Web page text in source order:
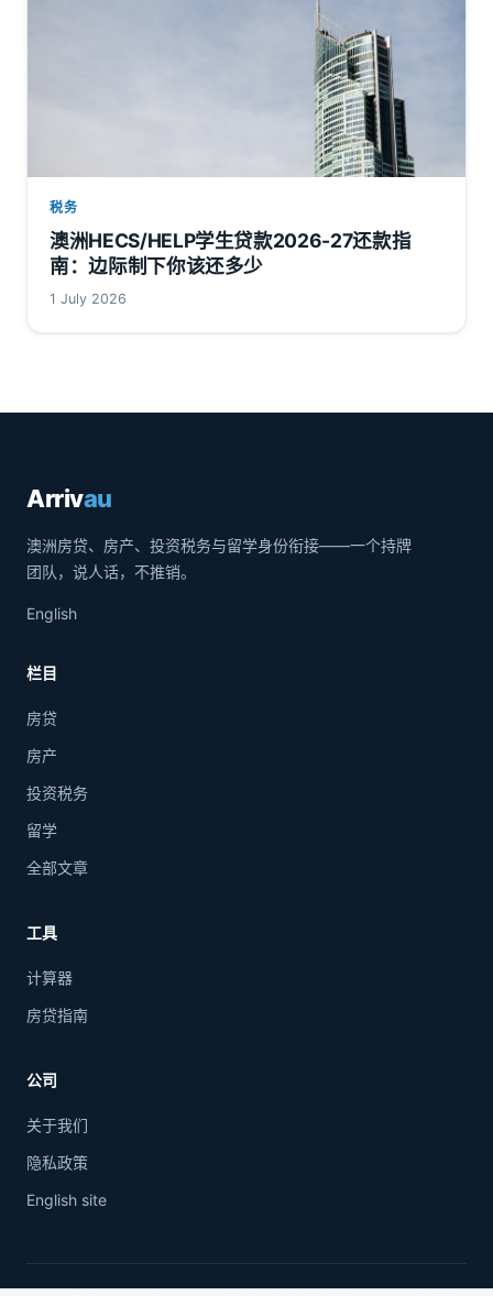
税务
澳洲HECS/HELP学生贷款2026-27还款指
南：边际制下你该还多少
1 July 2026
Arrivau
澳洲房贷、房产、投资税务与留学身份衔接——一个持牌
团队，说人话，不推销。
English
栏目
房贷
房产
投资税务
留学
全部文章
工具
计算器
房贷指南
公司
关于我们
隐私政策
English site